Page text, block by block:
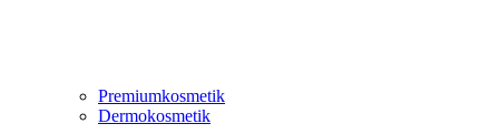
Premiumkosmetik
Dermokosmetik